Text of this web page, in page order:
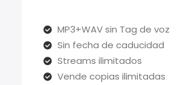
MP3+WAV sin Tag de voz
Sin fecha de caducidad
Streams ilimitados
Vende copias ilimitadas